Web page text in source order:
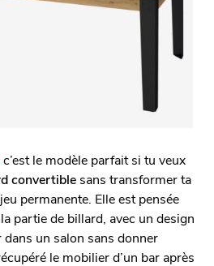
, c’est le modèle parfait si tu veux
convertiblesans transformer ta
permanente. Elle est pensée
partie de billard, avec un design
un salon sans donner
le mobilier d’un bar après